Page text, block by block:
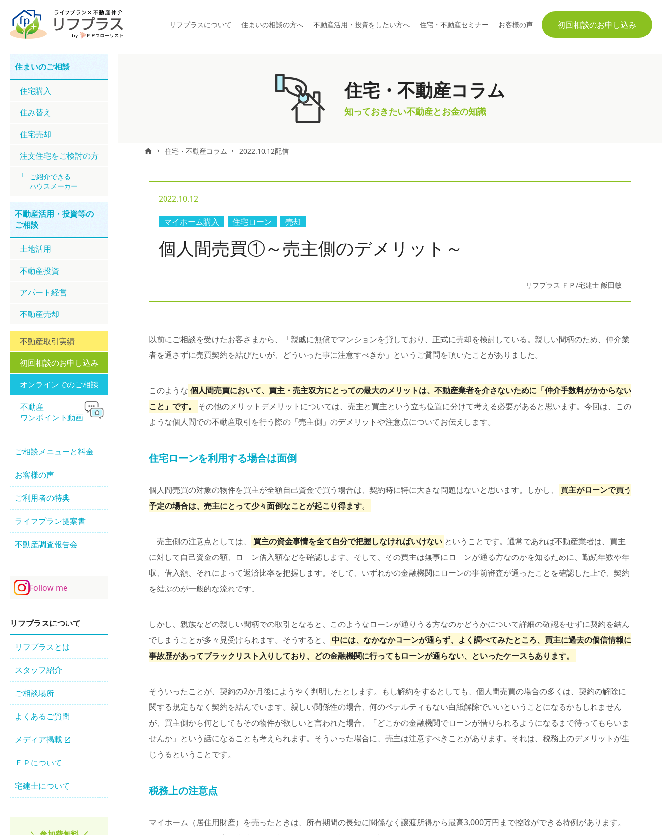
リフプラスについて 住まいの相談の方へ 不動産活用・投資をしたい方へ 住宅・不動産セミナー お客様の声 初回相談のお申し込み
住宅・不動産コラム
知っておきたい不動産とお金の知識
home 住宅・不動産コラム 2022.10.12配信
2022.10.12
マイホーム購入 住宅ローン 売却
個人間売買①～売主側のデメリット～
リフプラス ＦＰ/宅建士 飯田敏
以前にご相談を受けたお客さまから、「親戚に無償でマンションを貸しており、正式に売却を検討している。親しい間柄のため、仲介業
者を通さずに売買契約を結びたいが、どういった事に注意すべきか」というご質問を頂いたことがありました。
このような 個人間売買において、買主・売主双方にとっての最大のメリットは、不動産業者を介さないために「仲介手数料がかからない
こと」です。
その他のメリットデメリットについては、売主と買主という立ち位置に分けて考える必要があると思います。今回は、この
ような個人間での不動産取引を行う際の「売主側」のデメリットや注意点についてお伝えします。
住宅ローンを利用する場合は面倒
個人間売買の対象の物件を買主が全額自己資金で買う場合は、契約時に特に大きな問題はないと思います。しかし、
買主がローンで買う
予定の場合は、売主にとって少々面倒なことが起こり得ます。
売主側の注意点としては、 買主の資金事情を全て自分で把握しなければいけない ということです。通常であれば不動産業者は、買主
に対して自己資金の額、ローン借入額などを確認します。そして、その買主は無事にローンが通る方なのかを知るために、勤続年数や年
収、借入額、それによって返済比率を把握します。そして、いずれかの金融機関にローンの事前審査が通ったことを確認した上で、契約
を結ぶのが一般的な流れです。
しかし、親族などの親しい間柄での取引となると、このようなローンが通りうる方なのかどうかについて詳細の確認をせずに契約を結ん
でしまうことが多々見受けられます。そうすると、
中には、なかなかローンが通らず、よく調べてみたところ、買主に過去の個信情報に
事故歴があってブラックリスト入りしており、どの金融機関に行ってもローンが通らない、といったケースもあります。
そういったことが、契約の2か月後にようやく判明したとします。もし解約をするとしても、個人間売買の場合の多くは、契約の解除に
関する規定もなく契約を結んでいます。親しい関係性の場合、何のペナルティもない白紙解除でいいということになるかもしれません
が、買主側から何としてもその物件が欲しいと言われた場合、「どこかの金融機関でローンが借りられるようになるまで待ってもらいま
せんか」という話になることも考えられます。そういった場合に、売主は注意すべきことがあります。それは、税務上のデメリットが生
じうるということです。
税務上の注意点
マイホーム（居住用財産）を売ったときは、所有期間の長短に関係なく譲渡所得から最高3,000万円まで控除ができる特例があります。
住まいのご相談
住宅購⼊
住み替え
住宅売却
注文住宅をご検討の方
ご紹介できる
ハウスメーカー
不動産活用・投資等の
ご相談
土地活用
不動産投資
アパート経営
不動産売却
不動産取引実績
初回相談のお申し込み
オンラインでのご相談
不動産
ワンポイント動画
ご相談メニューと料金
お客様の声
ご利用者の特典
ライフプラン提案書
不動産調査報告会
Follow me
リフプラスについて
リフプラスとは
スタッフ紹介
ご相談場所
よくあるご質問
メディア掲載
ＦＰについて
宅建士について